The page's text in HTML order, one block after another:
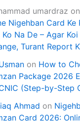
umardraz on
Nigehban Card Ke
Ko Na De – Agar Koi
Turant Report
on How to
Package 2026
(Step-by-Step
Ahmad on
Card 2026: